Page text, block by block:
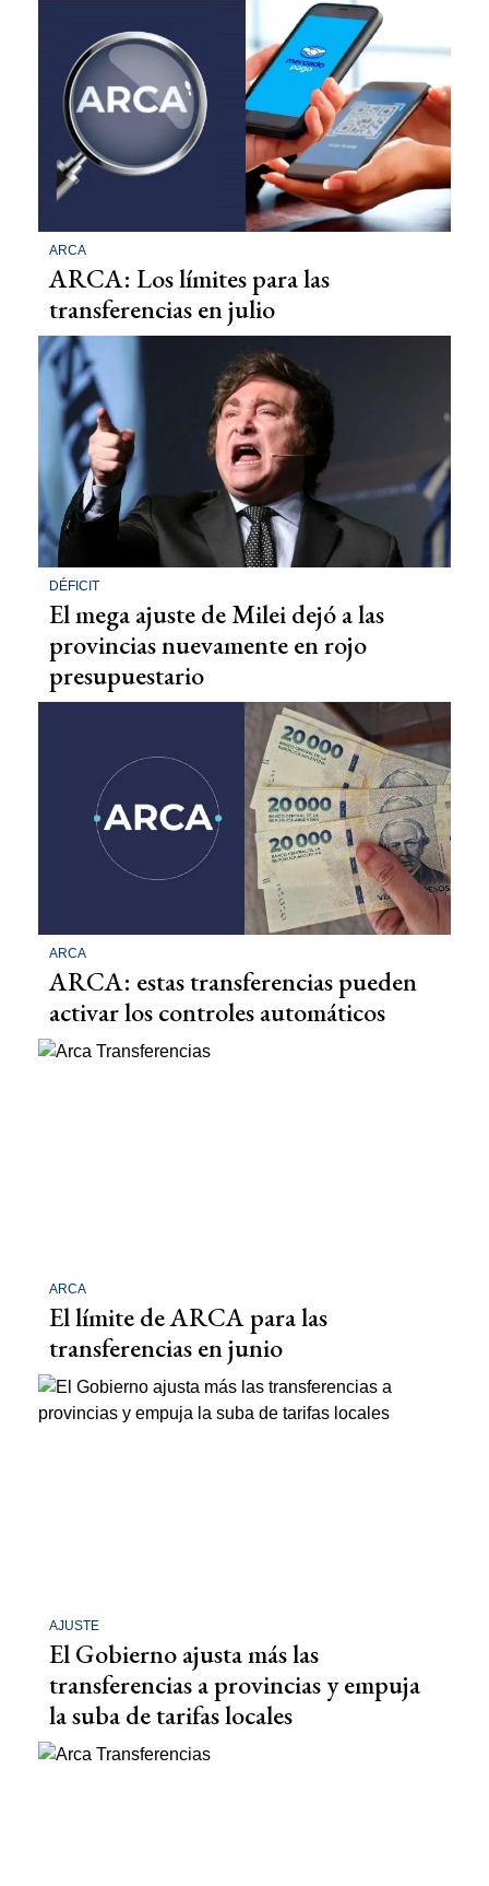
ARCA
ARCA: Los límites para las
transferencias en julio
DÉFICIT
El mega ajuste de Milei dejó a las
provincias nuevamente en rojo
presupuestario
ARCA
ARCA: estas transferencias pueden
activar los controles automáticos
ARCA
El límite de ARCA para las
transferencias en junio
AJUSTE
El Gobierno ajusta más las
transferencias a provincias y empuja
la suba de tarifas locales